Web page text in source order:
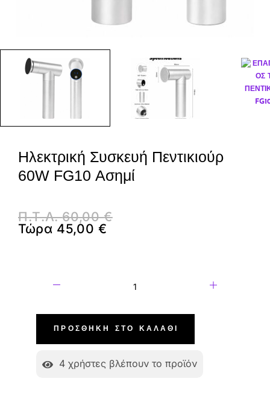
Ηλεκτρική Συσκευή Πεντικιούρ
60W FG10 Ασημί
Π.Τ.Λ.60,00€
Τώρα 45,00 €
ΠΡΟΣΘΉΚΗ ΣΤΟ ΚΑΛΆΘΙ
4 χρήστες βλέπουν το προϊόν